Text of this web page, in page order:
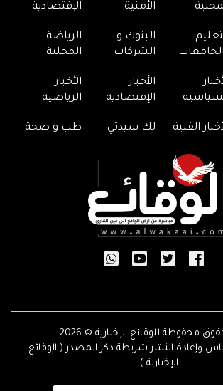
الأمنية
الإقتصادية
البنوك و
الشركات
الرياضة
المحلية
الأخبار
الإقتصادية
الأخبار
الرياضية
الفنية لك سيدتي طب و صحة
محفوظة للوقائع الإخبارية © 2026
وإعادة النشر شريطة ذكر المصدر ( الوقائع
الإخبارية )